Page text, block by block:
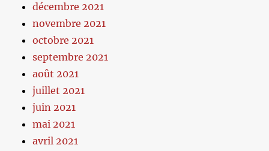
décembre 2021
novembre 2021
octobre 2021
septembre 2021
août 2021
juillet 2021
juin 2021
mai 2021
avril 2021